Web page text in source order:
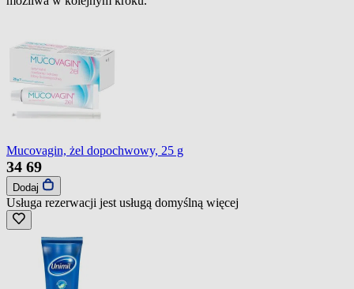
Mucovagin, żel dopochwowy, 25 g
34 69
Dodaj
Usługa rezerwacji jest usługą domyślną więcej